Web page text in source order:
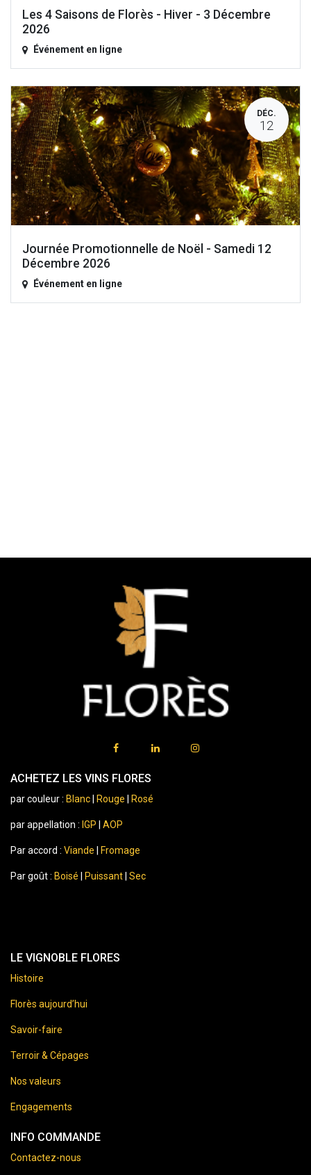
Les 4 Saisons de Florès - Hiver - 3 Décembre
2026
Événement en ligne
DÉC.
12
Journée Promotionnelle de Noël - Samedi 12
Décembre 2026
Événement en ligne
ACHETEZ LES VINS FLORES
par couleur : Blanc Rouge Rosé
par appellation : IGP AOP
Par accord : Viande Fromage
Par goût : Boisé Puissant Sec
LE VIGNOBLE FLORES
Histoire
Florès aujourd’hui
Savoir-faire
Terroir & Cépages
Nos valeurs
Engagements
INFO COMMANDE
Contactez-nous